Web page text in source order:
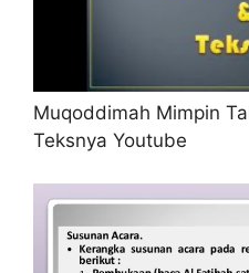
Muqoddimah Mimpin
Teksnya Youtube